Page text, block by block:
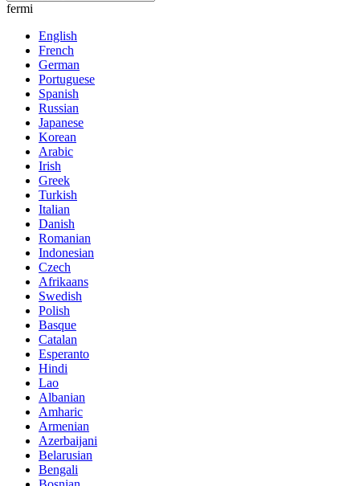
fermi
English
French
German
Portuguese
Spanish
Russian
Japanese
Korean
Arabic
Irish
Greek
Turkish
Italian
Danish
Romanian
Indonesian
Czech
Afrikaans
Swedish
Polish
Basque
Catalan
Esperanto
Hindi
Lao
Albanian
Amharic
Armenian
Azerbaijani
Belarusian
Bengali